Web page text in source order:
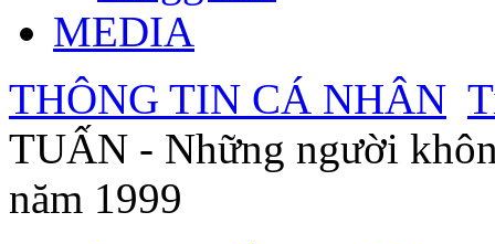
MEDIA
THÔNG TIN CÁ NHÂN
TUẤN - Những người
năm 1999